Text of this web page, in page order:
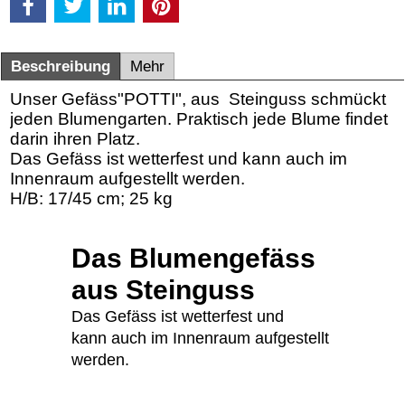
Beschreibung Mehr
Unser Gefäss"POTTI", aus Steinguss schmückt
jeden Blumengarten. Praktisch jede Blume findet
darin ihren Platz.
Das Gefäss ist wetterfest und kann auch im
Innenraum aufgestellt werden.
H/B: 17/45 cm; 25 kg
Das Blumengefäss
aus Steinguss
Das Gefäss ist wetterfest und
kann auch im Innenraum aufgestellt
werden.